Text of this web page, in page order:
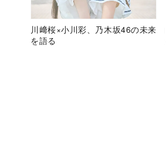
川﨑桜×小川彩、乃木坂46の未来
を語る